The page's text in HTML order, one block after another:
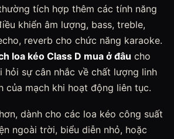
tích hợp thêm các tính năng
khiển âm lượng, bass, treble,
reverb cho chức năng karaoke.
loa kéo Class D mua ở đâu cho
hỏi sự cân nhắc về chất lượng linh
của mạch khi hoạt động liên tục.
dành cho các loa kéo công suất
ngoài trời, biểu diễn nhỏ, hoặc